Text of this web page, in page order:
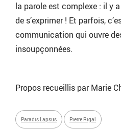
la parole est complexe : il y
de s’exprimer ! Et parfois,
communication qui ouvre
insoupçonnées.
Propos recueillis par Marie
Paradis Lapsus Pierre Rigal